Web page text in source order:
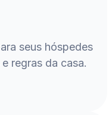
seus hóspedes
regras da casa.